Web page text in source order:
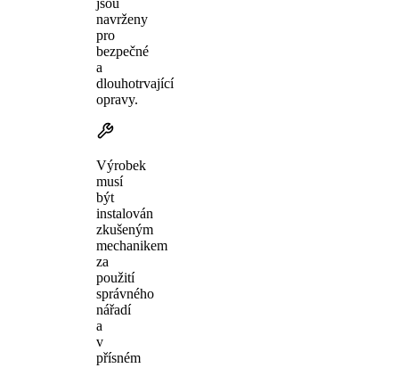
navrženy
pro
bezpečné
a
dlouhotrvající
opravy.
Výrobek
musí
být
instalován
zkušeným
mechanikem
za
použití
správného
nářadí
a
v
přísném